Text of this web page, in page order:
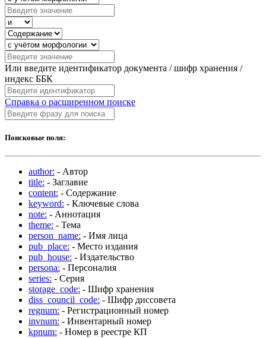
Или введите идентификатор документа / шифр хранения /
индекс ББК
Справка о расширенном поиске
Поисковые поля:
author: - Автор
title: - Заглавие
content: - Содержание
keyword: - Ключевые слова
note: - Аннотация
theme: - Тема
person_name: - Имя лица
pub_place: - Место издания
pub_house: - Издательство
persona: - Персоналия
series: - Серия
storage_code: - Шифр хранения
diss_council_code: - Шифр диссовета
regnum: - Регистрационный номер
invnum: - Инвентарный номер
kpnum: - Номер в реестре КП